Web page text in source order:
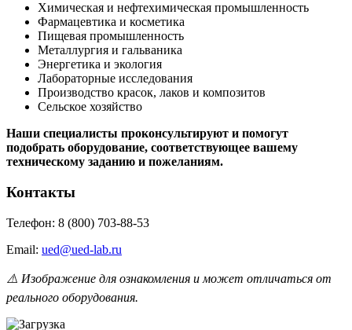
Химическая и нефтехимическая промышленность
Фармацевтика и косметика
Пищевая промышленность
Металлургия и гальваника
Энергетика и экология
Лабораторные исследования
Производство красок, лаков и композитов
Сельское хозяйство
Наши специалисты проконсультируют и помогут
подобрать оборудование, соответствующее вашему
техническому заданию и пожеланиям.
Контакты
Телефон: 8 (800) 703-88-53
Email: ued@ued-lab.ru
⚠️ Изображение для ознакомления и может отличаться от
реального оборудования.